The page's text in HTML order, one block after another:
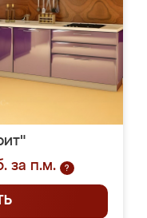
за п.м.
?